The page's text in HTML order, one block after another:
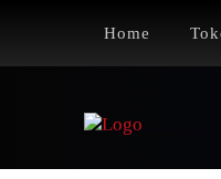
Home